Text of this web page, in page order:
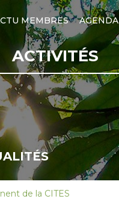
MEMBRES AGENDA
ACTIVITÉS
de la CITES